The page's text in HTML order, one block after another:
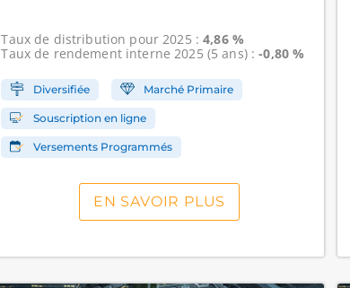
Taux de distribution pour 2025 :4,86 %
Taux de rendement interne2025 (5 ans) :-0,80 %
Diversifiée Marché Primaire
Souscription en ligne
Versements Programmés
EN SAVOIR PLUS